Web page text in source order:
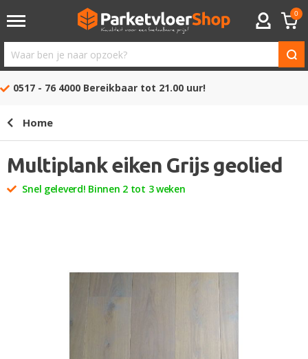
ACCOUNT
0
Waar
ben
opzoek?
0517 - 76 4000 Bereikbaar tot 21.00 uur!
Home
Multiplank eiken Grijs geolied
Snel geleverd! Binnen 2 tot 3 weken